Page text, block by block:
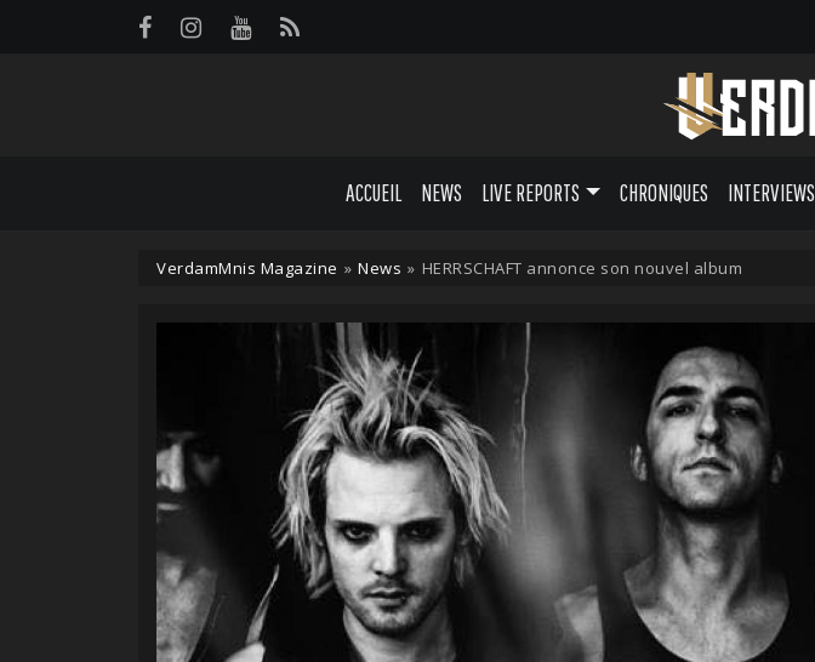
ACCUEIL NEWS LIVE REPORTS CHRONIQUES INTERVIEWS
VerdamMnis Magazine » News » HERRSCHAFT annonce son nouvel album
Panneau de gestion des cookies